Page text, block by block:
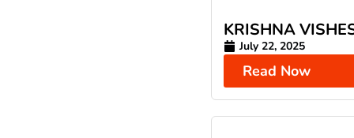
KRISHNA
July 22, 2025
Read Now